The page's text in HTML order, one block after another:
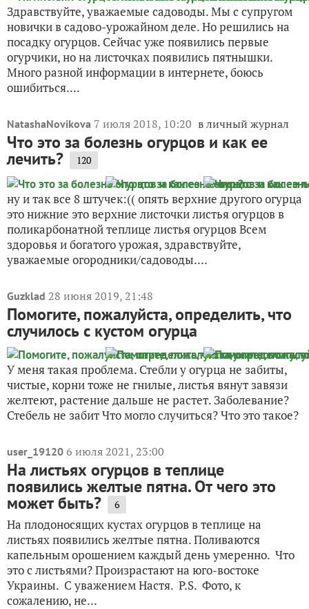
Здравствуйте, уважаемые садоводы. Мы с супругом
новички в садово-урожайном деле. Но решились на
посадку огурцов. Сейчас уже появились первые
огурчики, но на листочках появились пятнышки.
Много разной информации в интернете, боюсь
ошибиться....
NatashaNovikova 7 июля 2018, 10:20 в личный журнал
Что это за болезнь огурцов и как ее
лечить? 120
ну и так все 8 штучек:(( опять верхние другого огурца
это нижние это верхние листочки листья огурцов в
поликарбонатной теплице листья огурцов Всем
здоровья и богатого урожая, здравствуйте,
уважаемые огородники/садоводы....
Guzklad 28 июня 2019, 21:48
Помогите, пожалуйста, определить, что
случилось с кустом огурца
У меня такая проблема. Стебли у огурца не забиты,
чистые, корни тоже не гнилые, листья вянут завязи
желтеют, растение дальше не растет. Заболевание?
Стебель не забит Что могло случиться? Что это такое?
user_19120 6 июля 2021, 23:00
На листьях огурцов в теплице
появились желтые пятна. От чего это
может быть? 6
На плодоносящих кустах огурцов в теплице на
листьях появились желтые пятна. Поливаются
капельным орошением каждый день умеренно. Что
это с листьями? Произрастают на юго-востоке
Украины. С уважением Настя. P.S. Фото, к
сожалению, не...